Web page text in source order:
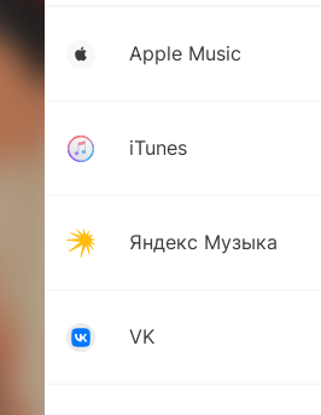
Apple Music
iTunes
Яндекс Музыка
VK